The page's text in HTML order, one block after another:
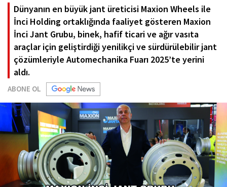
Dünyanın en büyük jant üreticisi Maxion Wheels ile
İnci Holding ortaklığında faaliyet gösteren Maxion
İnci Jant Grubu, binek, hafif ticari ve ağır vasıta
araçlar için geliştirdiği yenilikçi ve sürdürülebilir jant
çözümleriyle Automechanika Fuarı 2025’te yerini
aldı.
ABONE OL